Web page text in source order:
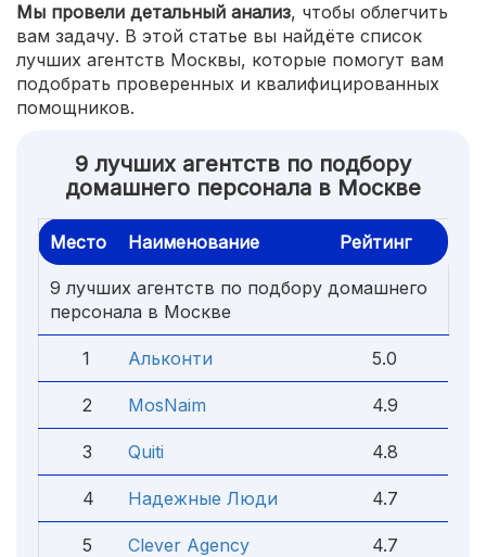
Мы провели детальный анализ, чтобы облегчить
вам задачу. В этой статье вы найдёте список
лучших агентств Москвы, которые помогут вам
подобрать проверенных и квалифицированных
помощников.
9 лучших агентств по подбору
домашнего персонала в Москве
Место Наименование Рейтинг
9 лучших агентств по подбору домашнего
персонала в Москве
1 Альконти 5.0
2 MosNaim 4.9
3 Quiti 4.8
4 Надежные Люди 4.7
5 Clever Agency 4.7